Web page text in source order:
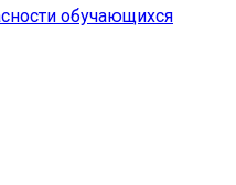
обучающихся